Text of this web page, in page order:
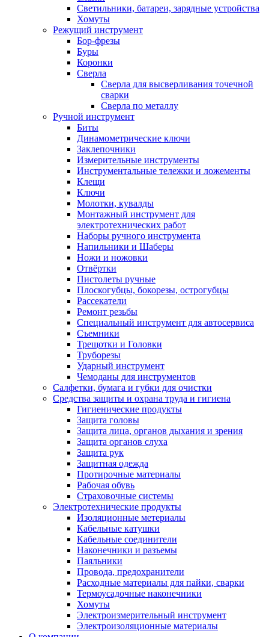
Светильники, батареи, зарядные устройства
Хомуты
Режущий инструмент
Бор-фрезы
Буры
Коронки
Сверла
Сверла для высверливания точечной
сварки
Сверла по металлу
Ручной инструмент
Биты
Динамометрические ключи
Заклепочники
Измерительные инструменты
Инструментальные тележки и ложементы
Клещи
Ключи
Молотки, кувалды
Монтажный инструмент для
электротехнических работ
Наборы ручного инструмента
Напильники и Шаберы
Ножи и ножовки
Отвёртки
Пистолеты ручные
Плоскогубцы, бокорезы, острогубцы
Рассекатели
Ремонт резьбы
Специальный инструмент для автосервиса
Съемники
Трещотки и Головки
Труборезы
Ударный инструмент
Чемоданы для инструментов
Салфетки, бумага и губки для очистки
Средства защиты и охрана труда и гигиена
Гигиенические продукты
Защита головы
Защита лица, органов дыхания и зрения
Защита органов слуха
Защита рук
Защитная одежда
Протирочные материалы
Рабочая обувь
Страховочные системы
Электротехнические продукты
Изоляционные метериалы
Кабельные катушки
Кабельные соединители
Наконечники и разъемы
Паяльники
Провода, предохранители
Расходные материалы для пайки, сварки
Термоусадочные наконечники
Хомуты
Электроизмерительный инструмент
Электроизоляционные материалы